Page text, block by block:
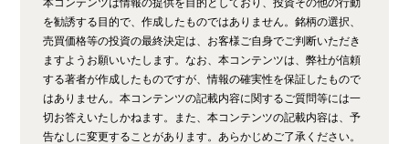
本コンテンツは情報の提供を目的としており、投資その他の行動
を勧誘する目的で、作成したものではありません。銘柄の選択、
売買価格等の投資の最終決定は、お客様ご自身でご判断いただき
ますようお願いいたします。なお、本コンテンツは、弊社が信頼
する著者が作成したものですが、情報の確実性を保証したもので
はありません。本コンテンツの記載内容に関するご質問等には一
切お答えいたしかねます。また、本コンテンツの記載内容は、予
告なしに変更することがあります。あらかじめご了承ください。